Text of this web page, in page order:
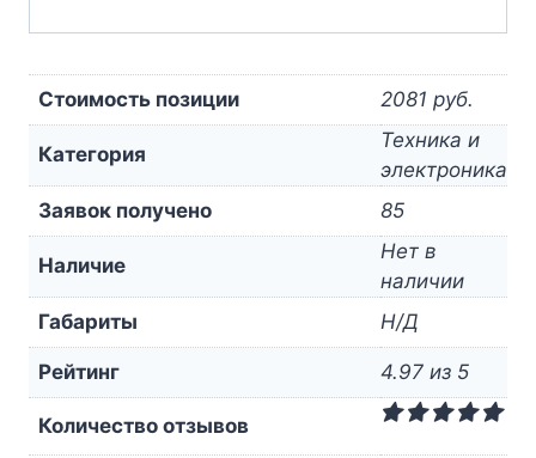
Стоимость позиции 2081 руб.
Категория
Техника и
электроника
Заявок получено
85
Наличие
Нет в
наличии
Габариты
Н/Д
Рейтинг 4.97 из 5
Количество отзывов